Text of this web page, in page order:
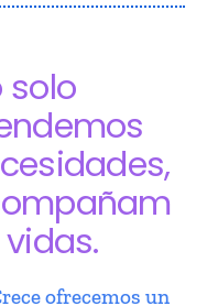
solo
ofrecemos un